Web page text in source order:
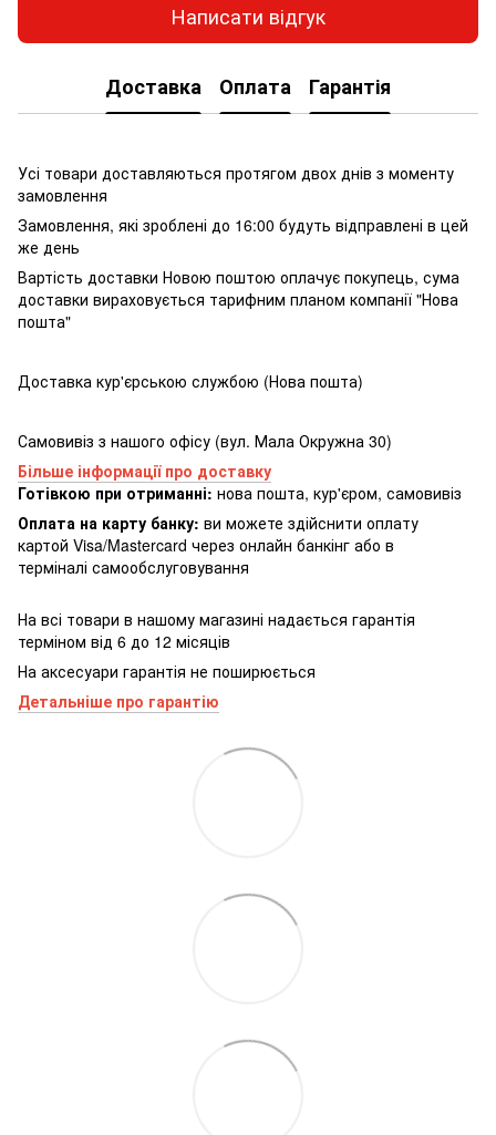
Написати відгук
Доставка Оплата Гарантія
Усі товари доставляються протягом двох днів з моменту
замовлення
Замовлення, які зроблені до 16:00 будуть відправлені в цей
же день
Вартість доставки Новою поштою оплачує покупець, сума
доставки вираховується тарифним планом компанії "Нова
пошта"
Доставка кур'єрською службою (Нова пошта)
Самовивіз з нашого офісу (вул. Мала Окружна 30)
Більше інформації про доставку
Готівкою при отриманні: нова пошта, кур'єром, самовивіз
Оплата на карту банку: ви можете здійснити оплату
картой Visa/Mastercard через онлайн банкінг або в
терміналі самообслуговування
На всі товари в нашому магазині надається гарантія
терміном від 6 до 12 місяців
На аксесуари гарантія не поширюється
Детальніше про гарантію